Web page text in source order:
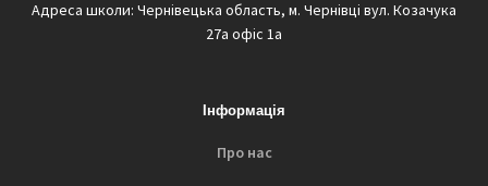
Адреса школи: Чернівецька область, м. Чернівці вул. Козачука
27а офіс 1а
Інформація
Про нас